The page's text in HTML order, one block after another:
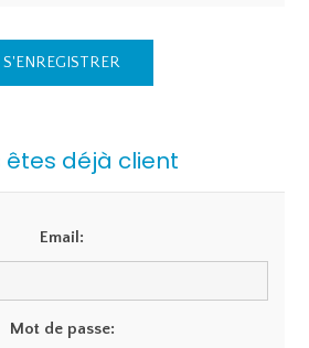
S'ENREGISTRER
êtes déjà client
Email:
Mot de passe: